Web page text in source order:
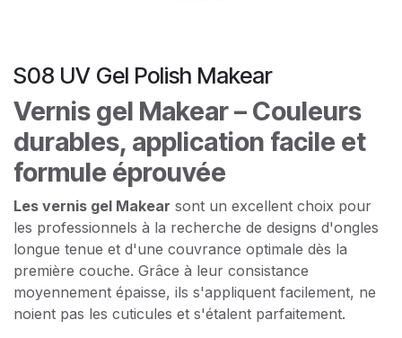
S08 UV Gel Polish Makear
Vernis gel Makear – Couleurs
durables, application facile et
formule éprouvée
Les vernis gel Makear sont un excellent choix pour
les professionnels à la recherche de designs d'ongles
longue tenue et d'une couvrance optimale dès la
première couche. Grâce à leur consistance
moyennement épaisse, ils s'appliquent facilement, ne
noient pas les cuticules et s'étalent parfaitement.